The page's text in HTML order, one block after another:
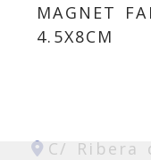
MAGNET
4.5X8CM
C/ Ribera